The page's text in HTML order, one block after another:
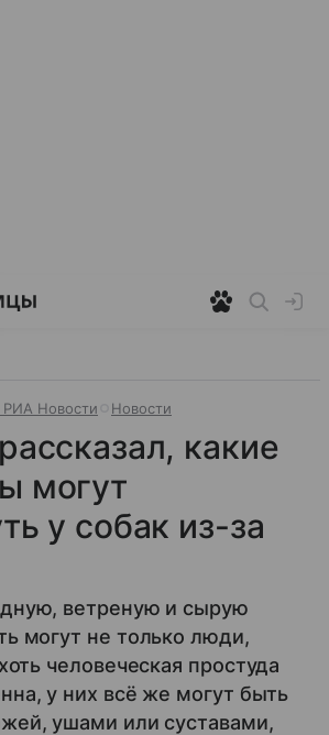
Новости Новости
какие
могут
у собак из-за
ветреную и сырую
могут не только люди,
человеческая простуда
у них всё же могут быть
ушами или суставами,